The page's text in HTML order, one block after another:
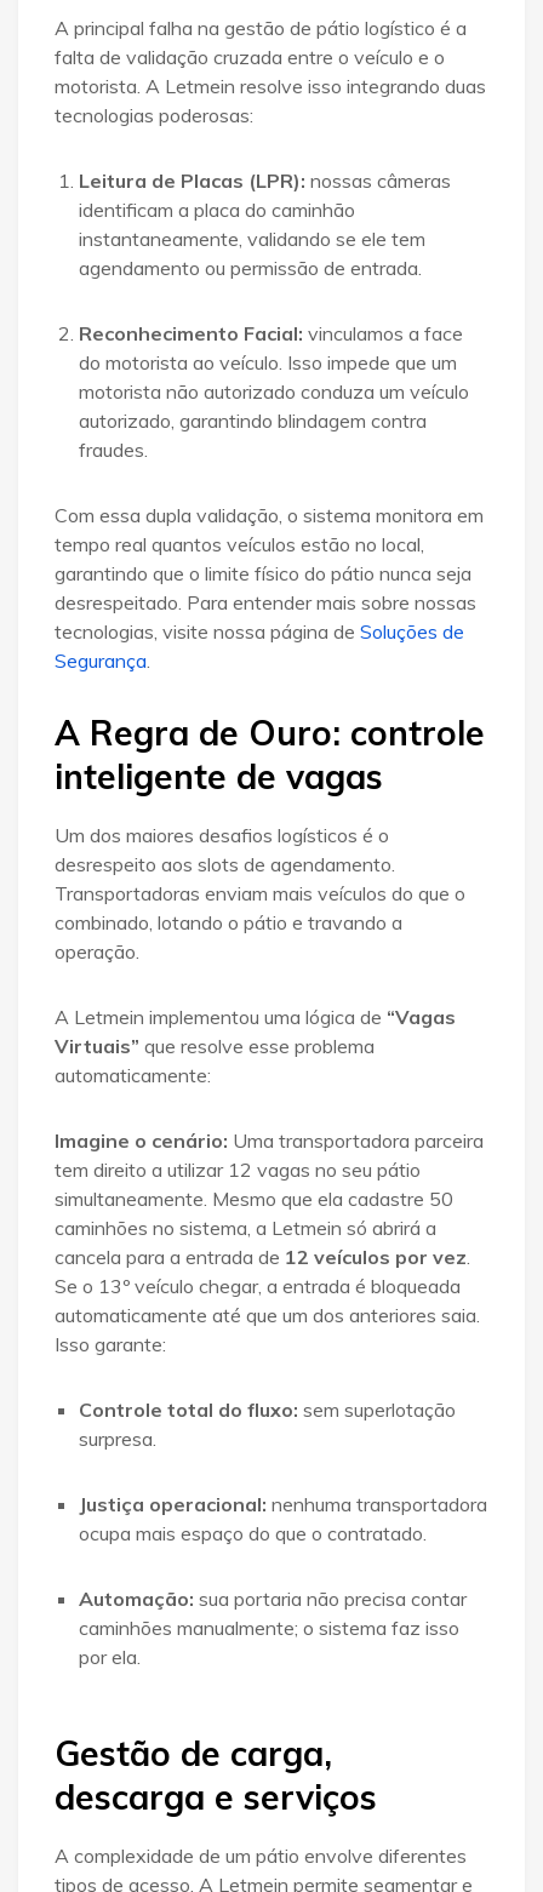
A principal falha na gestão de pátio logístico é a
falta de validação cruzada entre o veículo e o
motorista. A Letmein resolve isso integrando duas
tecnologias poderosas:
Leitura de Placas (LPR): nossas câmeras
identificam a placa do caminhão
instantaneamente, validando se ele tem
agendamento ou permissão de entrada.
Reconhecimento Facial: vinculamos a face
do motorista ao veículo. Isso impede que um
motorista não autorizado conduza um veículo
autorizado, garantindo blindagem contra
fraudes.
Com essa dupla validação, o sistema monitora em
tempo real quantos veículos estão no local,
garantindo que o limite físico do pátio nunca seja
desrespeitado. Para entender mais sobre nossas
tecnologias, visite nossa página de Soluções de
Segurança.
A Regra de Ouro: controle
inteligente de vagas
Um dos maiores desafios logísticos é o
desrespeito aos slots de agendamento.
Transportadoras enviam mais veículos do que o
combinado, lotando o pátio e travando a
operação.
A Letmein implementou uma lógica de “Vagas
Virtuais” que resolve esse problema
automaticamente:
Imagine o cenário: Uma transportadora parceira
tem direito a utilizar 12 vagas no seu pátio
simultaneamente. Mesmo que ela cadastre 50
caminhões no sistema, a Letmein só abrirá a
cancela para a entrada de 12 veículos por vez.
Se o 13º veículo chegar, a entrada é bloqueada
automaticamente até que um dos anteriores saia.
Isso garante:
Controle total do fluxo: sem superlotação
surpresa.
Justiça operacional: nenhuma transportadora
ocupa mais espaço do que o contratado.
Automação: sua portaria não precisa contar
caminhões manualmente; o sistema faz isso
por ela.
Gestão de carga,
descarga e serviços
A complexidade de um pátio envolve diferentes
tipos de acesso. A Letmein permite segmentar e